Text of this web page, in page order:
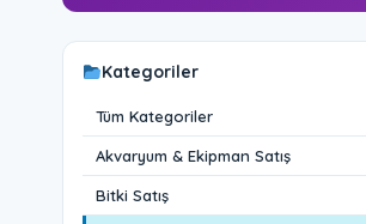
Kategoriler
Tüm Kategoriler
Akvaryum & Ekipman Satış
Bitki Satış